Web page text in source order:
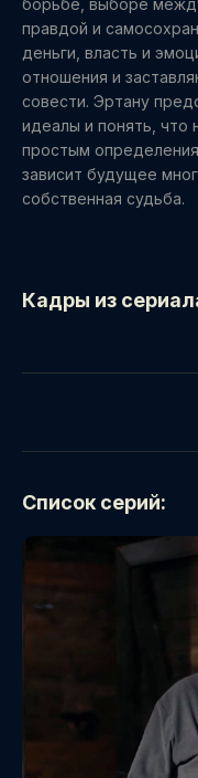
борьбе, выборе
правдой и
деньги, власть и
отношения и
совести. Эртану
идеалы и понять, что
простым
зависит будущее
собственная судьба.
Кадры из
Список серий: